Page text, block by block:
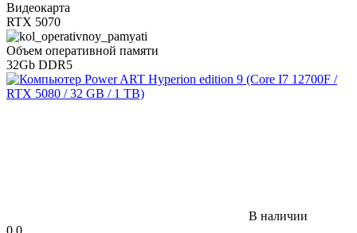
Видеокарта
RTX 5070
Объем оперативной памяти
32Gb DDR5
В наличии